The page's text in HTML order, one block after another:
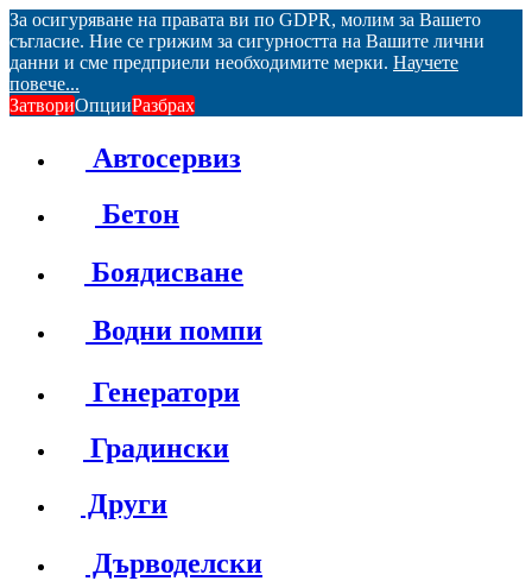
За осигуряване на правата ви по GDPR, молим за Вашето
съгласие. Ние се грижим за сигурността на Вашите лични
данни и сме предприели необходимите мерки. Научете
повече...
ЗатвориОпцииРазбрах
Автосервиз
Бетон
Боядисване
Водни помпи
Генератори
Градински
Други
Дърводелски